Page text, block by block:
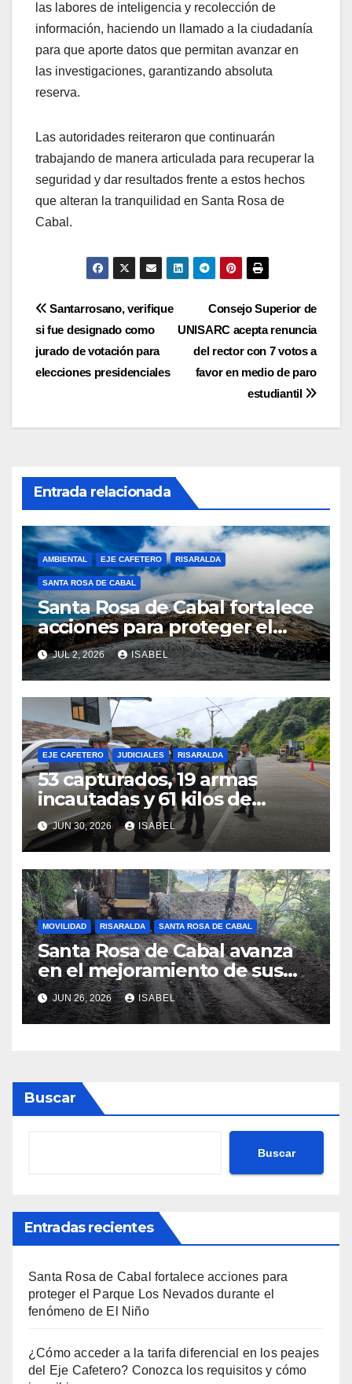
las labores de inteligencia y recolección de
información, haciendo un llamado a la ciudadanía
para que aporte datos que permitan avanzar en
las investigaciones, garantizando absoluta
reserva.
Las autoridades reiteraron que continuarán
trabajando de manera articulada para recuperar la
seguridad y dar resultados frente a estos hechos
que alteran la tranquilidad en Santa Rosa de
Cabal.
Navegación
de
entradas
Consejo Superior de
UNISARC acepta renuncia
del rector con 7 votos a
favor en medio de paro
estudiantil
Santarrosano, verifique
si fue designado como
jurado de votación para
elecciones presidenciales
Entrada relacionada
AMBIENTAL EJE CAFETERO RISARALDA
SANTA ROSA DE CABAL
Santa Rosa de Cabal fortalece
acciones para proteger el
Parque Los Nevados durante
el fenómeno de El Niño
JUL 2, 2026 ISABEL
EJE CAFETERO JUDICIALES RISARALDA
53 capturados, 19 armas
incautadas y 61 kilos de
explosivos decomisados: el
balance del Batallón San
Mateo en Risaralda
JUN 30, 2026 ISABEL
MOVILIDAD RISARALDA SANTA ROSA DE CABAL
Santa Rosa de Cabal avanza
en el mejoramiento de sus
vías rurales con maquinaria
departamental
JUN 26, 2026 ISABEL
Buscar
Buscar
Entradas recientes
Santa Rosa de Cabal fortalece acciones para
proteger el Parque Los Nevados durante el
fenómeno de El Niño
¿Cómo acceder a la tarifa diferencial en los peajes
del Eje Cafetero? Conozca los requisitos y cómo